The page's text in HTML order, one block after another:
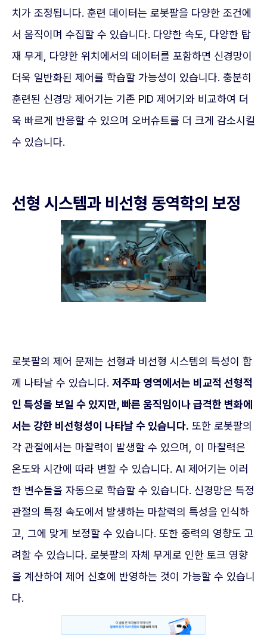
치가 조정됩니다. 훈련 데이터는 로봇팔을 다양한 조건에
서 움직이며 수집할 수 있습니다. 다양한 속도, 다양한 탑
재 무게, 다양한 위치에서의 데이터를 포함하면 신경망이
더욱 일반화된 제어를 학습할 가능성이 있습니다. 충분히
훈련된 신경망 제어기는 기존 PID 제어기와 비교하여 더
욱 빠르게 반응할 수 있으며 오버슈트를 더 크게 감소시킬
수 있습니다.
선형 시스템과 비선형 동역학의 보정
로봇팔의 제어 문제는 선형과 비선형 시스템의 특성이 함
께 나타날 수 있습니다. 저주파 영역에서는 비교적 선형적
인 특성을 보일 수 있지만, 빠른 움직임이나 급격한 변화에
서는 강한 비선형성이 나타날 수 있습니다. 또한 로봇팔의
각 관절에서는 마찰력이 발생할 수 있으며, 이 마찰력은
온도와 시간에 따라 변할 수 있습니다. AI 제어기는 이러
한 변수들을 자동으로 학습할 수 있습니다. 신경망은 특정
관절의 특정 속도에서 발생하는 마찰력의 특성을 인식하
고, 그에 맞게 보정할 수 있습니다. 또한 중력의 영향도 고
려할 수 있습니다. 로봇팔의 자체 무게로 인한 토크 영향
을 계산하여 제어 신호에 반영하는 것이 가능할 수 있습니
다.